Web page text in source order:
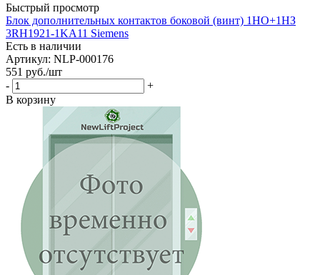
Быстрый просмотр
Блок дополнительных контактов боковой (винт) 1НО+1НЗ
3RH1921-1KA11 Siemens
Есть в наличии
Артикул: NLP-000176
551 руб./шт
-
+
В корзину